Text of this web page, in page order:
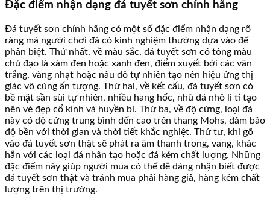
Đặc điểm nhận dạng đá tuyết sơn chính hãng
Đá tuyết sơn chính hãng có một số đặc điểm nhận dạng rõ
ràng mà người chơi đá có kinh nghiệm thường dựa vào để
phân biệt. Thứ nhất, về màu sắc, đá tuyết sơn có tông màu
chủ đạo là xám đen hoặc xanh đen, điểm xuyết bởi các vân
trắng, vàng nhạt hoặc nâu đỏ tự nhiên tạo nên hiệu ứng thị
giác vô cùng ấn tượng. Thứ hai, về kết cấu, đá tuyết sơn có
bề mặt sần sùi tự nhiên, nhiều hang hốc, nhũ đá nhỏ li ti tạo
nên vẻ đẹp cổ kính và huyền bí. Thứ ba, về độ cứng, loại đá
này có độ cứng trung bình đến cao trên thang Mohs, đảm bảo
độ bền với thời gian và thời tiết khắc nghiệt. Thứ tư, khi gõ
vào đá tuyết sơn thật sẽ phát ra âm thanh trong, vang, khác
hẳn với các loại đá nhân tạo hoặc đá kém chất lượng. Những
đặc điểm này giúp người mua có thể dễ dàng nhận biết được
đá tuyết sơn thật và tránh mua phải hàng giả, hàng kém chất
lượng trên thị trường.